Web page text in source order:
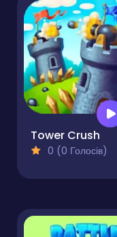
Tower Crush
0 (0 Голосів)